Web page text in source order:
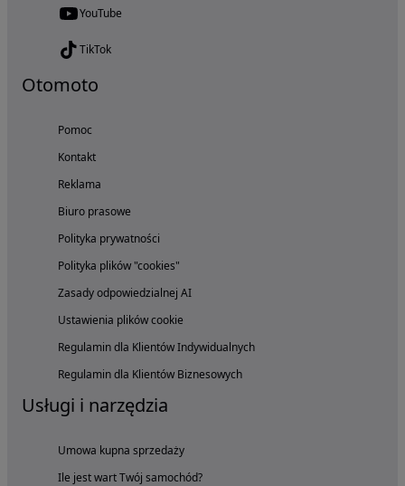
YouTube
TikTok
Otomoto
Pomoc
Kontakt
Reklama
Biuro prasowe
Polityka prywatności
Polityka plików "cookies"
Zasady odpowiedzialnej AI
Ustawienia plików cookie
Regulamin dla Klientów Indywidualnych
Regulamin dla Klientów Biznesowych
Usługi i narzędzia
Umowa kupna sprzedaży
Ile jest wart Twój samochód?